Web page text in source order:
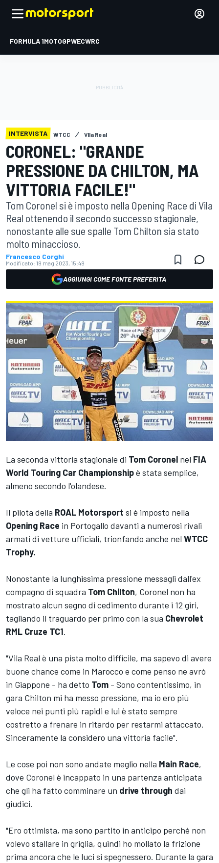
FORMULA 1MOTOGPWECWRC
INTERVISTA WTCC VIla Real
CORONEL: "GRANDE
PRESSIONE DA CHILTON, MA
VITTORIA FACILE!"
Tom Coronel si è imposto nella Opening Race di Vila
Real ottenendo il secondo successo stagionale,
nonostante alle sue spalle Tom Chilton sia stato
molto minaccioso.
Francesco Corghi
Modificato: 19 mag 2023, 15:49
AGGIUNGI COME FONTE PREFERITA
La seconda vittoria stagionale di Tom Coronel nel FIA
World Touring Car Championshipè stata semplice,
almeno secondo l'olandese.
Il pilota della ROAL Motorsport si è imposto nella
Opening Race in Portogallo davanti a numerosi rivali
armati di vetture ufficiali, trionfando anche nel WTCC
Trophy.
Nonostante la lunghissima pressione messagli dall'ex
compagno di squadra Tom Chilton, Coronel non ha
mostrato alcun segno di cedimento durante i 12 giri,
tagliando il traguardo per primo con la sua Chevrolet
RML Cruze TC1.
"Vila Real è una pista molto difficile, ma sapevo di avere
buone chance come in Marocco e come penso ne avrò
in Giappone - ha detto Tom - Sono contentissimo, in
gara Chilton mi ha messo pressione, ma io ero più
veloce nei punti più rapidi e lui è stato sempre
costretto a frenare in ritardo per restarmi attaccato.
Sinceramente la considero una vittoria facile".
Le cose poi non sono andate meglio nella Main Race,
dove Coronel è incappato in una partenza anticipata
che gli ha fatto comminare un drive through dai
giudici.
"Ero ottimista, ma sono partito in anticipo perché non
volevo stallare in griglia, quindi ho mollato la frizione
prima ancora che le luci si spegnessero. Durante la gara